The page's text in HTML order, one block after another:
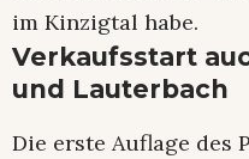
im Kinzigtal habe.
Verkaufsstart
und Lauterbach
Die erste Auflage des